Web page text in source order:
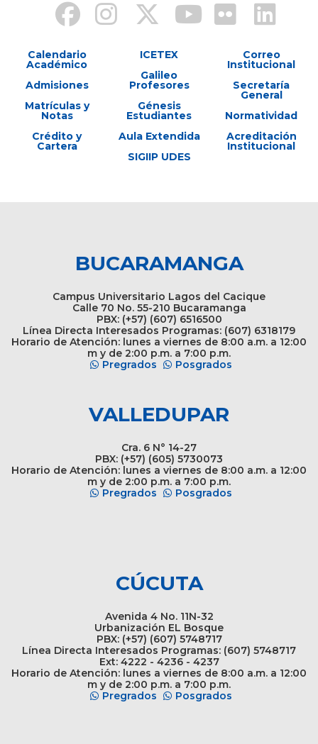
Calendario
Académico
Admisiones
Matrículas y
Notas
Crédito y
Cartera
ICETEX
Galileo
Profesores
Génesis
Estudiantes
Aula Extendida
SIGIIP UDES
Correo
Institucional
Secretaría
General
Normatividad
Acreditación
Institucional
BUCARAMANGA
Campus Universitario Lagos del Cacique
Calle 70 No. 55-210 Bucaramanga
PBX: (+57) (607) 6516500
Línea Directa Interesados Programas: (607) 6318179
Horario de Atención: lunes a viernes de 8:00 a.m. a 12:00
m y de 2:00 p.m. a 7:00 p.m.
Pregrados
Posgrados
VALLEDUPAR
Cra. 6 N° 14-27
PBX: (+57) (605) 5730073
Horario de Atención: lunes a viernes de 8:00 a.m. a 12:00
m y de 2:00 p.m. a 7:00 p.m.
Pregrados
Posgrados
CÚCUTA
Avenida 4 No. 11N-32
Urbanización EL Bosque
PBX: (+57) (607) 5748717
Línea Directa Interesados Programas: (607) 5748717
Ext: 4222 - 4236 - 4237
Horario de Atención: lunes a viernes de 8:00 a.m. a 12:00
m y de 2:00 p.m. a 7:00 p.m.
Pregrados
Posgrados